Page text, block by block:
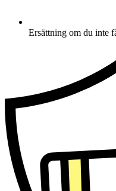
Ersättning om du inte